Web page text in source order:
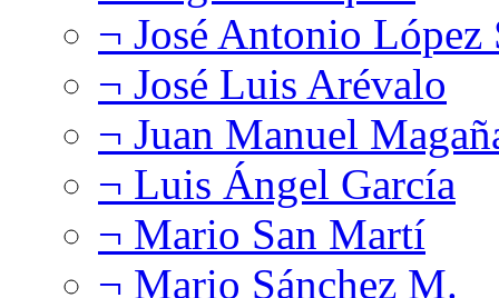
¬ José Antonio López
¬ José Luis Arévalo
¬ Juan Manuel
¬ Luis Ángel García
¬ Mario San Martí
¬ Mario Sánchez M.